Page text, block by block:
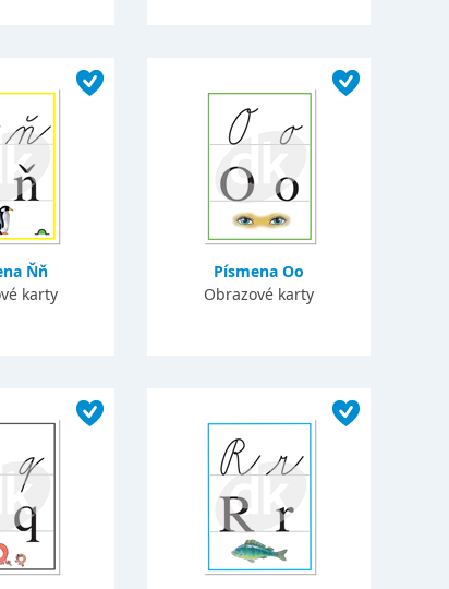
Ňň
karty
Písmena Oo
Obrazové karty